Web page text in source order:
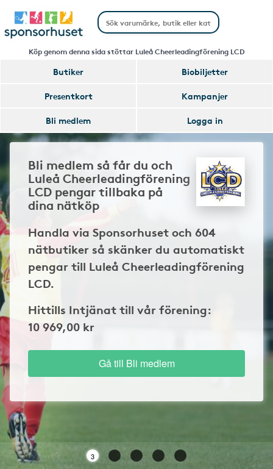
Köp genom denna sida stöttar Luleå Cheerleadingförening LCD
Butiker
Biobiljetter
Presentkort
Kampanjer
Bli medlem
Logga in
Bli medlem så får du och
Luleå Cheerleadingförening
LCD pengar tillbaka på
dina nätköp
Handla via Sponsorhuset och 604
nätbutiker så skänker du automatiskt
pengar till Luleå Cheerleadingförening
LCD.
Hittills Intjänat till vår förening:
10 969,00 kr
Gå till Bli medlem
2